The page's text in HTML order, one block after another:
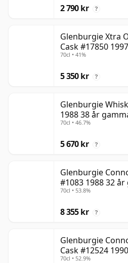
2 790 kr ?
Glenburgie Xtra
Cask #17850
70cl • 41%
5 350 kr ?
Glenburgie
1988 38 år
70cl • 46.7%
5 670 kr ?
Glenburgie
#1083 1988 32
70cl • 53.8%
8 355 kr ?
Glenburgie
Cask #12524
70cl • 52.9%